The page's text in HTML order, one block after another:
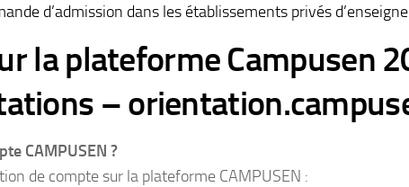
d’admission dans les établissements privés
la plateforme Campusen
–
CAMPUSEN ?
de compte sur la plateforme CAMPUSEN :